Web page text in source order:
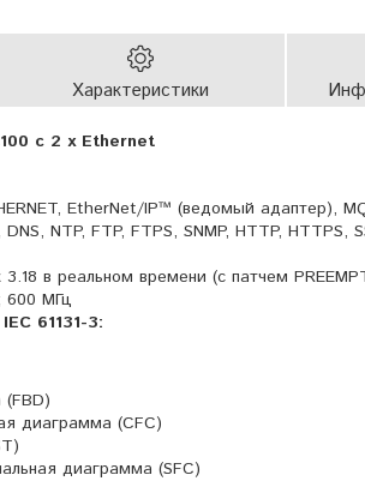
Характеристики
с 2 х Ethernet
EtherNet/IP™ (ведомый адаптер),
DNS, NTP, FTP, FTPS, SNMP, HTTP, HTTPS,
3.18 в реальном времени (с патчем
600 МГц
61131-3:
диаграмма (CFC)
диаграмма (SFC)